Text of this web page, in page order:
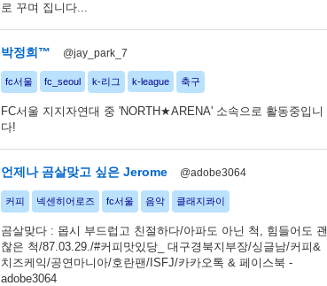
로 꾸며 집니다...
박정희™ @jay_park_7
fc서울 fc_seoul k-리그 k-league 축구
FC서울 지지자연대 중 'NORTH★ARENA' 소속으로 활동중입니
다!
언제나 곰살맞고 싶은 Jerome @adobe3064
커피 넥센히어로즈 fc서울 음악 클래지콰이
곰살맞다 : 몹시 부드럽고 친절하다/아파도 아닌 척, 힘들어도 괜
찮은 척/87.03.29./#커피맛있당_ 대구경북지부장/싱글남/커피&
치즈케익/공연마니아/호란팬/ISFJ/카카오톡 & 페이스북 -
adobe3064